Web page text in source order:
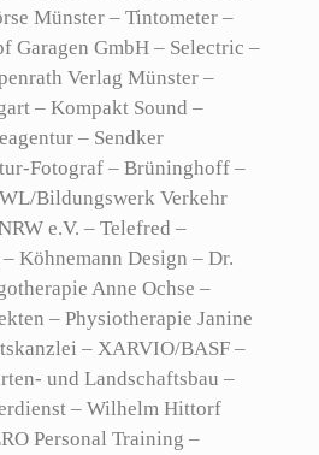
Münster – Tintometer –
Garagen GmbH – Selectric –
Verlag Münster –
– Kompakt Sound –
– Sendker
Fotograf – Brüninghoff –
Bildungswerk Verkehr
e.V. – Telefred –
Köhnemann Design – Dr.
Anne Ochse –
– Physiotherapie Janine
– XARVIO/BASF –
und Landschaftsbau –
– Wilhelm Hittorf
Personal Training –